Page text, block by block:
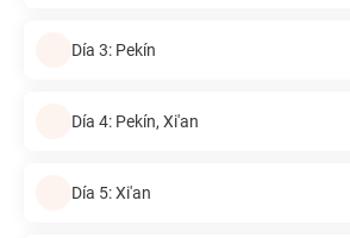
Día 3: Pekín
Día 4: Pekín, Xi'an
Día 5: Xi'an